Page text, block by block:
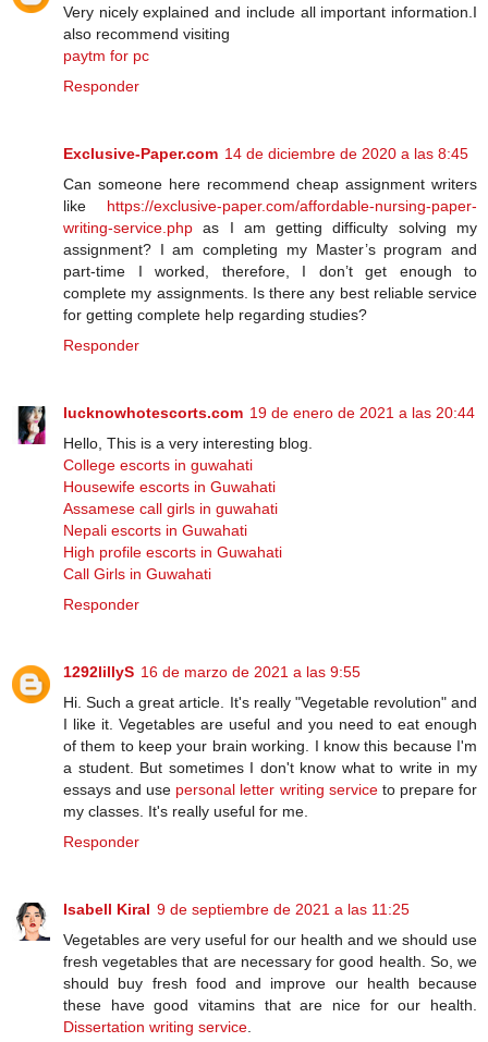
Very nicely explained and include all important information.I
also recommend visiting
paytm for pc
Responder
Exclusive-Paper.com 14 de diciembre de 2020 a las 8:45
Can someone here recommend cheap assignment writers
like https://exclusive-paper.com/affordable-nursing-paper-
writing-service.php as I am getting difficulty solving my
assignment? I am completing my Master’s program and
part-time I worked, therefore, I don’t get enough to
complete my assignments. Is there any best reliable service
for getting complete help regarding studies?
Responder
lucknowhotescorts.com 19 de enero de 2021 a las 20:44
Hello, This is a very interesting blog.
College escorts in guwahati
Housewife escorts in Guwahati
Assamese call girls in guwahati
Nepali escorts in Guwahati
High profile escorts in Guwahati
Call Girls in Guwahati
Responder
1292lillyS 16 de marzo de 2021 a las 9:55
Hi. Such a great article. It's really "Vegetable revolution" and
I like it. Vegetables are useful and you need to eat enough
of them to keep your brain working. I know this because I'm
a student. But sometimes I don't know what to write in my
essays and use personal letter writing serviceto prepare for
my classes. It's really useful for me.
Responder
Isabell Kiral 9 de septiembre de 2021 a las 11:25
Vegetables are very useful for our health and we should use
fresh vegetables that are necessary for good health. So, we
should buy fresh food and improve our health because
these have good vitamins that are nice for our health.
Dissertation writing service.